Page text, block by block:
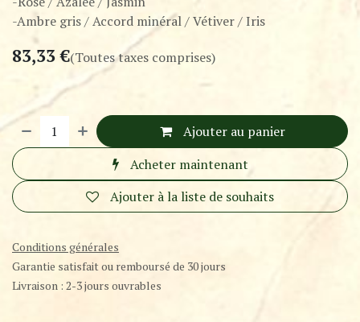
-Ambre gris / Accord minéral / Vétiver / Iris
83,33€(Toutes taxes comprises)
Ajouter au panier
Acheter maintenant
Ajouter à la liste de souhaits
Conditions générales
Garantie satisfait ou remboursé de 30 jours
Livraison : 2-3 jours ouvrables